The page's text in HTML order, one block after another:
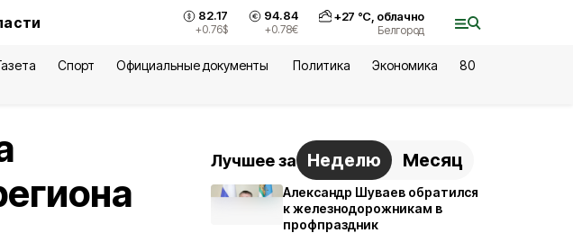
82.17
+0.76$
94.84
+0.78€
+27 °С, облачно
Белгород
Спорт Официальные документы Политика Экономика
80
Лучшее за Неделю Месяц
Александр Шуваев обратился
к железнодорожникам в
профпраздник